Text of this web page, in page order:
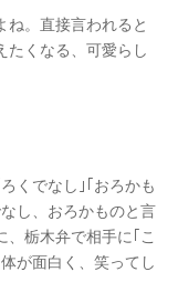
ね。直接言われると
たくなる、可愛らし
くでなし｣｢おろかも
し、おろかものと言
栃木弁で相手に｢こ
が面白く、笑ってし